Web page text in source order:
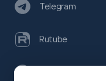
Telegram
Rutube